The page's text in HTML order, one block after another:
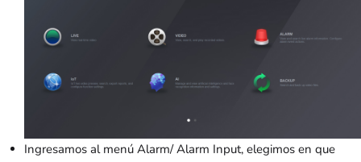
Ingresamos al menú Alarm/ Alarm Input, elegimos en que